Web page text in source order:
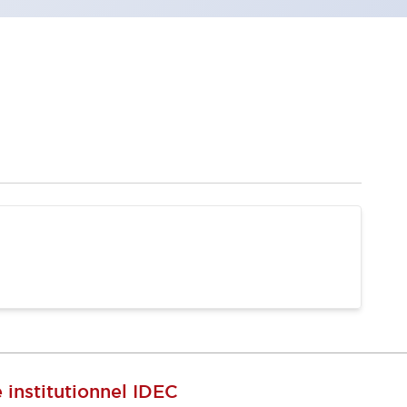
institutionnel IDEC